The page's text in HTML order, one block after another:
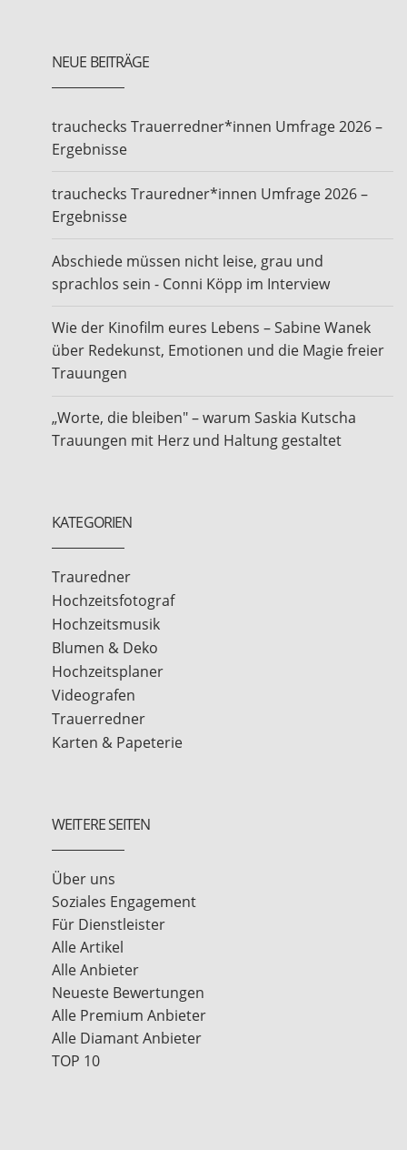
NEUE BEITRÄGE
trauchecks Trauerredner*innen Umfrage 2026 –
Ergebnisse
trauchecks Trauredner*innen Umfrage 2026 –
Ergebnisse
Abschiede müssen nicht leise, grau und
sprachlos sein - Conni Köpp im Interview
Wie der Kinofilm eures Lebens – Sabine Wanek
über Redekunst, Emotionen und die Magie freier
Trauungen
„Worte, die bleiben" – warum Saskia Kutscha
Trauungen mit Herz und Haltung gestaltet
KATEGORIEN
Trauredner
Hochzeitsfotograf
Hochzeitsmusik
Blumen & Deko
Hochzeitsplaner
Videografen
Trauerredner
Karten & Papeterie
WEITERE SEITEN
Über uns
Soziales Engagement
Für Dienstleister
Alle Artikel
Alle Anbieter
Neueste Bewertungen
Alle Premium Anbieter
Alle Diamant Anbieter
TOP 10